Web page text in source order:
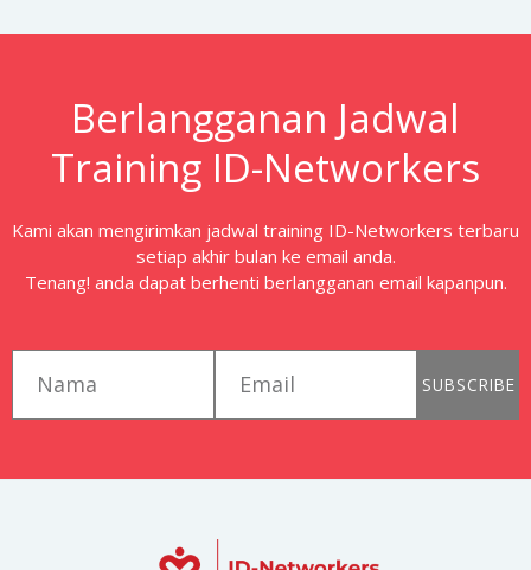
Berlangganan Jadwal
Training ID-Networkers
Kami akan mengirimkan jadwal training ID-Networkers terbaru
setiap akhir bulan ke email anda.
Tenang! anda dapat berhenti berlangganan email kapanpun.
SUBSCRIBE